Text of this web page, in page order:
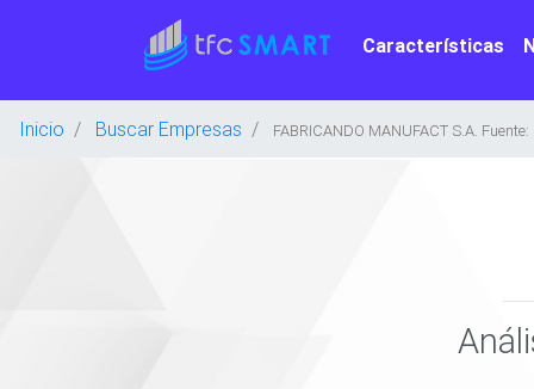
Características
Inicio Buscar Empresas FABRICANDO MANUFACT S.A. Fuente: